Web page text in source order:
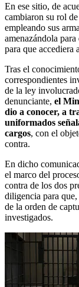
En ese sitio, de
cambiaron su rol
empleando sus
amenazándola
para que accediera
Tras el
correspondientes
de la ley
denunciante, el
dio a conocer, a
uniformados
cargos, con el
contra.
En dicho
el marco del
contra de los dos
diligencia para que,
de la orden de
investigados.